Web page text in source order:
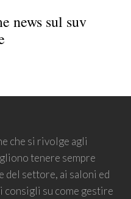
news sul suv
che si rivolge agli
tenere sempre
settore, ai saloni ed
consigli su come gestire